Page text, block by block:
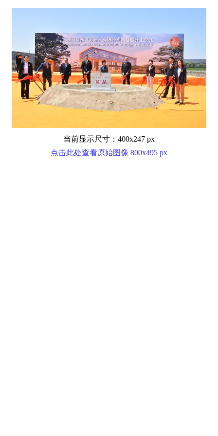
当前显示尺寸：400x247 px
点击此处查看原始图像 800x495 px